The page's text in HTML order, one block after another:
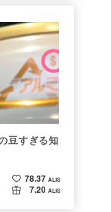
豆すぎる知
78.37 ALIS
7.20 ALIS